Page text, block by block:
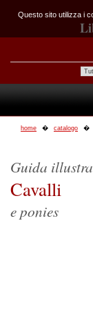
home catalogo
Guida
Cavalli
e ponies
Questo sito utilizza i